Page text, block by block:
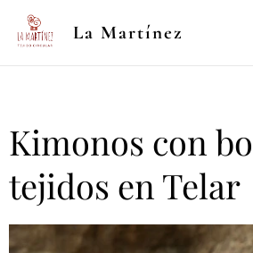
La Martínez
Kimonos con
tejidos en Telar